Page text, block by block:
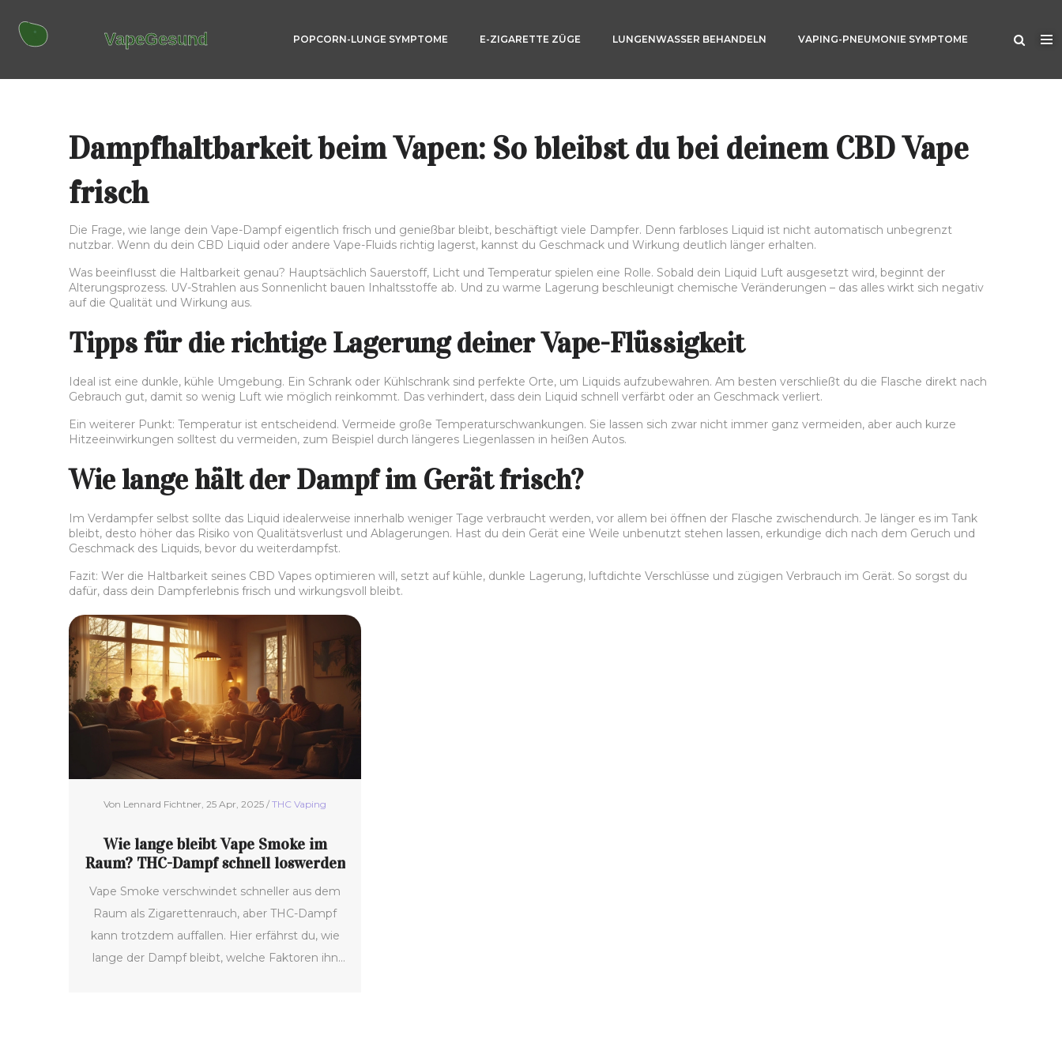
POPCORN-LUNGE SYMPTOME E-ZIGARETTE ZÜGE LUNGENWASSER BEHANDELN VAPING-PNEUMONIE SYMPTOME
Dampfhaltbarkeit beim Vapen: So bleibst du bei deinem CBD Vape
frisch
Die Frage, wie lange dein Vape-Dampf eigentlich frisch und genießbar bleibt, beschäftigt viele Dampfer. Denn farbloses Liquid ist nicht automatisch unbegrenzt
nutzbar. Wenn du dein CBD Liquid oder andere Vape-Fluids richtig lagerst, kannst du Geschmack und Wirkung deutlich länger erhalten.
Was beeinflusst die Haltbarkeit genau? Hauptsächlich Sauerstoff, Licht und Temperatur spielen eine Rolle. Sobald dein Liquid Luft ausgesetzt wird, beginnt der
Alterungsprozess. UV-Strahlen aus Sonnenlicht bauen Inhaltsstoffe ab. Und zu warme Lagerung beschleunigt chemische Veränderungen – das alles wirkt sich negativ
auf die Qualität und Wirkung aus.
Tipps für die richtige Lagerung deiner Vape-Flüssigkeit
Ideal ist eine dunkle, kühle Umgebung. Ein Schrank oder Kühlschrank sind perfekte Orte, um Liquids aufzubewahren. Am besten verschließt du die Flasche direkt nach
Gebrauch gut, damit so wenig Luft wie möglich reinkommt. Das verhindert, dass dein Liquid schnell verfärbt oder an Geschmack verliert.
Ein weiterer Punkt: Temperatur ist entscheidend. Vermeide große Temperaturschwankungen. Sie lassen sich zwar nicht immer ganz vermeiden, aber auch kurze
Hitzeeinwirkungen solltest du vermeiden, zum Beispiel durch längeres Liegenlassen in heißen Autos.
Wie lange hält der Dampf im Gerät frisch?
Im Verdampfer selbst sollte das Liquid idealerweise innerhalb weniger Tage verbraucht werden, vor allem bei öffnen der Flasche zwischendurch. Je länger es im Tank
bleibt, desto höher das Risiko von Qualitätsverlust und Ablagerungen. Hast du dein Gerät eine Weile unbenutzt stehen lassen, erkundige dich nach dem Geruch und
Geschmack des Liquids, bevor du weiterdampfst.
Fazit: Wer die Haltbarkeit seines CBD Vapes optimieren will, setzt auf kühle, dunkle Lagerung, luftdichte Verschlüsse und zügigen Verbrauch im Gerät. So sorgst du
dafür, dass dein Dampferlebnis frisch und wirkungsvoll bleibt.
Von Lennard Fichtner, 25 Apr, 2025 / THC Vaping
Wie lange bleibt Vape Smoke im
Raum? THC-Dampf schnell loswerden
Vape Smoke verschwindet schneller aus dem
Raum als Zigarettenrauch, aber THC-Dampf
kann trotzdem auffallen. Hier erfährst du, wie
lange der Dampf bleibt, welche Faktoren ihn